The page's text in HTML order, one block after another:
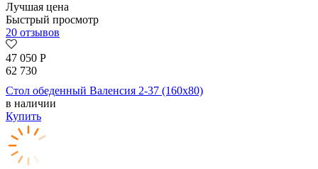
Лучшая цена
Быстрый просмотр
20 отзывов
47 050 Р
62 730
Стол обеденный Валенсия 2-37 (160х80)
в наличии
Купить